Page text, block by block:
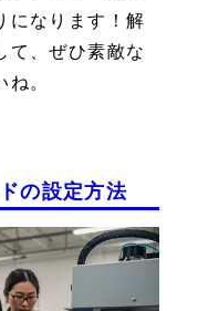
になります！解
て、ぜひ素敵な
。
の設定方法